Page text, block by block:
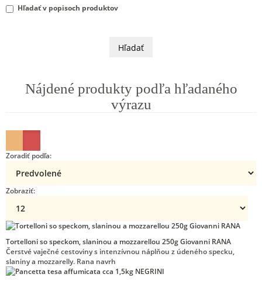
Hľadať v popisoch produktov
Nájdené produkty podľa hľadaného
výrazu
Zoradiť podľa:
Zobraziť:
Tortelloni so speckom, slaninou a mozzarellou 250g Giovanni RANA
Čerstvé vaječné cestoviny s intenzívnou náplňou z údeného specku,
slaniny a mozzarelly. Rana navrh